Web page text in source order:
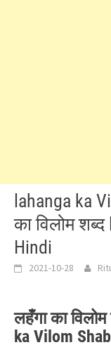
lahanga ka
का विलोम
Hindi
2021-10-28
लहँगा का
ka Vilom